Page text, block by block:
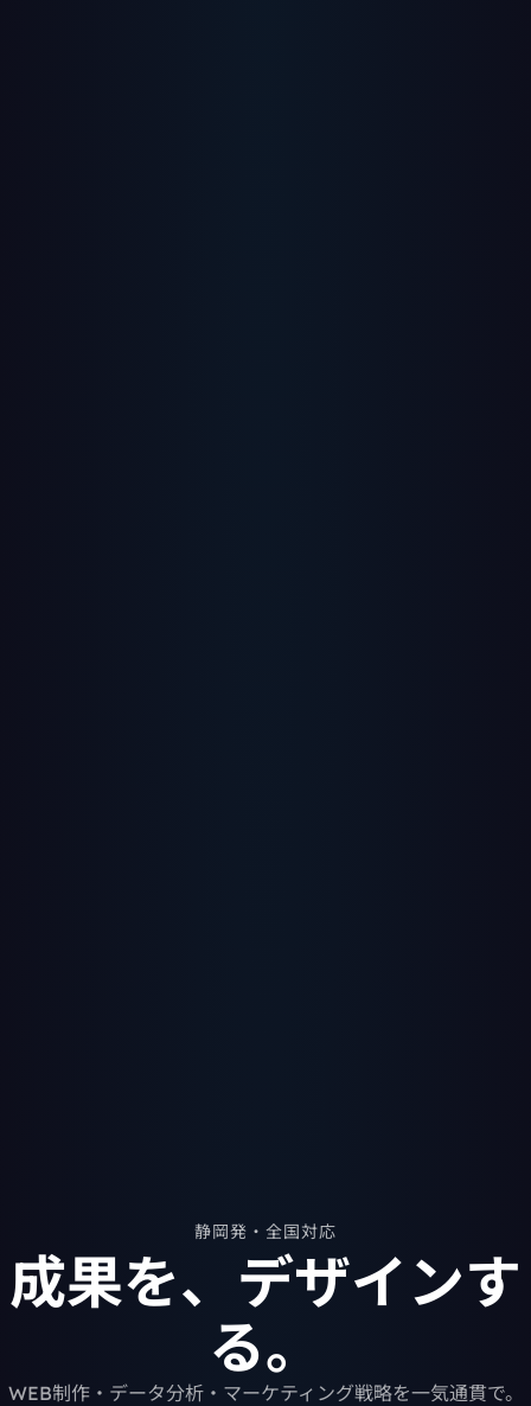
静岡発・全国対応
成果を、デザインす
る。
WEB制作・データ分析・マーケティング戦略を一気通貫で。